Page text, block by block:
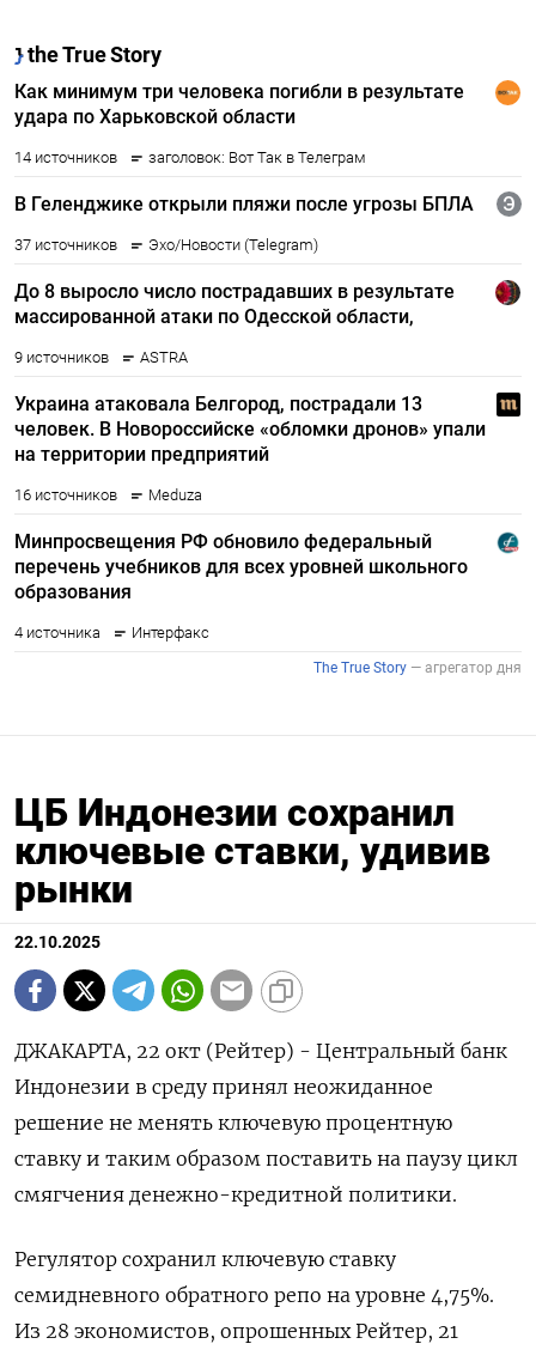
ЦБ Индонезии сохранил
ключевые ставки, удивив
рынки
22.10.2025
ДЖАКАРТА, 22 окт (Рейтер) - Центральный банк
Индонезии в среду принял неожиданное
решение не менять ключевую процентную
ставку и таким образом поставить на паузу цикл
смягчения денежно-кредитной политики.
Регулятор сохранил ключевую ставку
семидневного обратного репо на уровне 4,75%.
Из 28 экономистов, опрошенных Рейтер, 21